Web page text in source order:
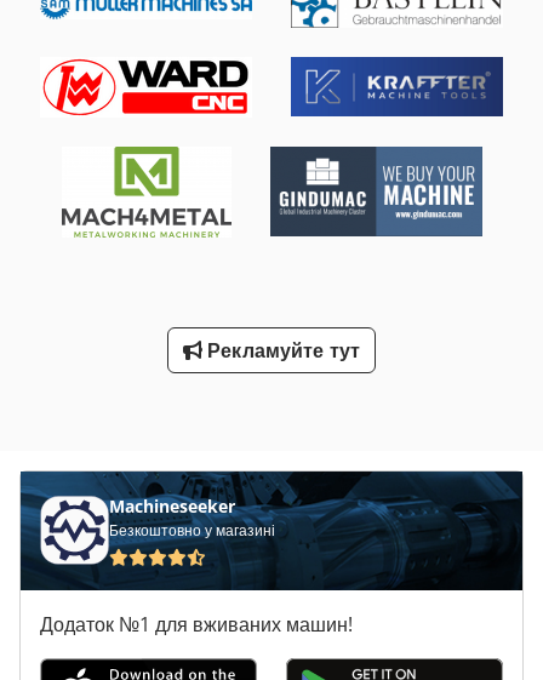
Z:310 мм, загальна довжина: 9 500 мм
, загальна ширина:
2 050 мм, Обладнання:
Маркування CE, аварійна зупинка, видалення пилу,
витяжка диму, змінювач сопел, охолоджувальний
агрегат, світлова завіса безпеки, централізована
лазерний верстат для різання листового металу Робоча
зона (мм): 3000×1500 Хід по осі X (мм): 1520 Хід по осі Y
(мм): 3030 Хід по осі Z (мм): 310 Точність позиціювання по
осях X/Y: ≤0,03 мм/м Точність повторного позиціювання по
розміщення, проста розбірка, можлива доставка в
стандартному контейнері 40HQ. Промисловий кондиціонер
система виявлення зіткнень забезпечують інтелектуальний
захист.
Рекламуйте тут
Machineseeker
Безкоштовно у магазині
Додаток №1 для вживаних машин!